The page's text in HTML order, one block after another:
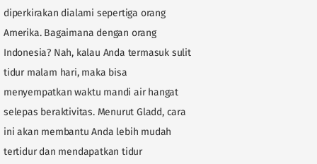
diperkirakan dialami sepertiga orang
Amerika. Bagaimana dengan orang
Indonesia? Nah, kalau Anda termasuk sulit
tidur malam hari, maka bisa
menyempatkan waktu mandi air hangat
selepas beraktivitas. Menurut Gladd, cara
ini akan membantu Anda lebih mudah
tertidur dan mendapatkan tidur